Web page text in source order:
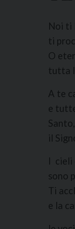
Noi ti
ti
O
tutta
A te
e
il
I cieli
sono
Ti
e la